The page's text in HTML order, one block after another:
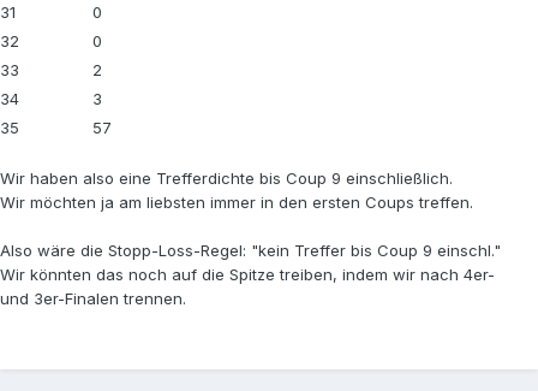
31
0
32
0
33
2
34
3
35
57
Wir haben also eine Trefferdichte bis Coup 9 einschließlich.
Wir möchten ja am liebsten immer in den ersten Coups treffen.
Also wäre die Stopp-Loss-Regel: "kein Treffer bis Coup 9 einschl."
Wir könnten das noch auf die Spitze treiben, indem wir nach 4er-
und 3er-Finalen trennen.